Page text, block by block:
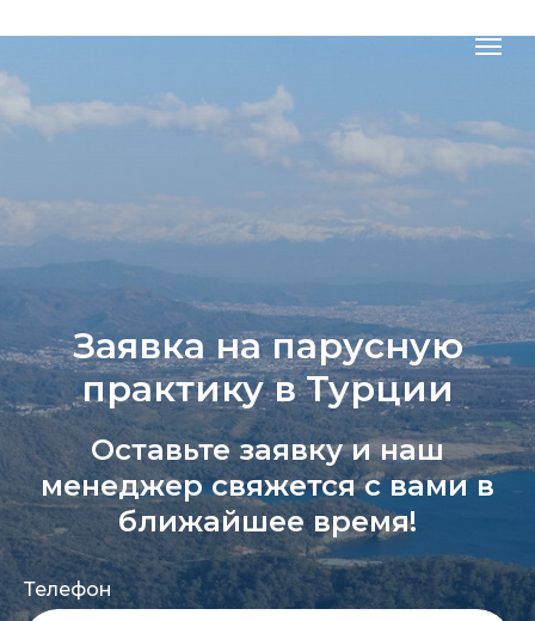
Заявка на парусную
практику в Турции
Оставьте заявку и наш
менеджер свяжется с вами в
ближайшее время!
Телефон